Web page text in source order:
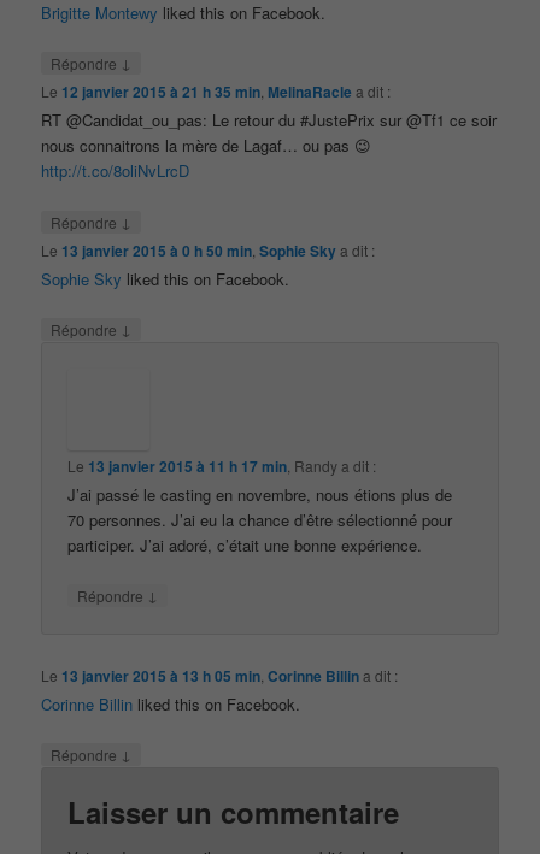
Brigitte Montewy liked this on Facebook.
Répondre ↓
Le 12 janvier 2015 à 21 h 35 min MelinaRacle a dit :
RT @Candidat_ou_pas: Le retour du #JustePrix sur @Tf1 ce soir
nous connaitrons la mère de Lagaf… ou pas 😉
http://t.co/8oliNvLrcD
Répondre ↓
Le 13 janvier 2015 à 0 h 50 min ,Sophie Skya dit :
Sophie Sky liked this on Facebook.
Répondre ↓
Le 13 janvier 2015 à 11 h 17 min Randya dit :
J’ai passé le casting en novembre, nous étions plus de
70 personnes. J’ai eu la chance d’être sélectionné pour
participer. J’ai adoré, c’était une bonne expérience.
Répondre ↓
Le 13 janvier 2015 à 13 h 05 min ,Corinne Billina dit :
Corinne Billin liked this on Facebook.
Répondre ↓
Laisser un commentaire